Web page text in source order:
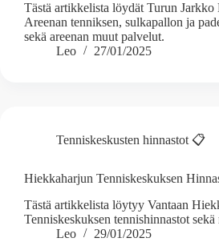
Tästä artikkelista löydät Turun Jarkko
Areenan tenniksen, sulkapallon ja
sekä areenan muut palvelut.
Leo
27/01/2025
Tenniskeskusten hinnastot 📋
Hiekkaharjun Tenniskeskuksen
Tästä artikkelista löytyy Vantaan
Tenniskeskuksen tennishinnastot
Leo
29/01/2025